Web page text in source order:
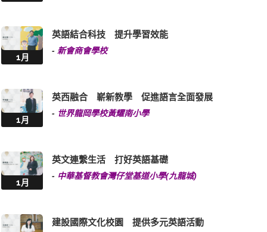
1月
英語結合科技 提升學習效能
- 新會商會學校
1月
英西融合 嶄新教學 促進語言全面發展
- 世界龍岡學校黃耀南小學
1月
英文連繫生活 打好英語基礎
- 中華基督教會灣仔堂基道小學(九龍城)
建設國際文化校園 提供多元英語活動